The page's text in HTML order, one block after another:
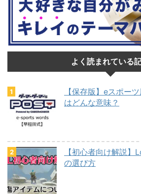
よく読まれている
【保存版】eスポー
はどんな意味？
【初心者向け解説】
の選び方